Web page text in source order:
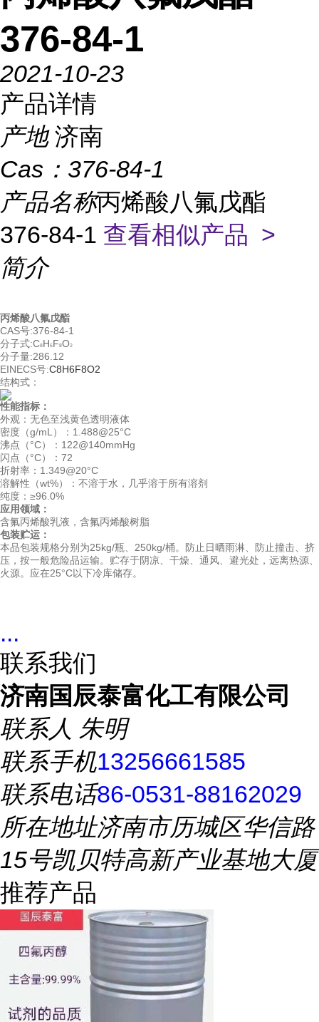
376-84-1
2021-10-23
产品详情
产地 济南
Cas： 376-84-1
产品名称丙烯酸八氟戊酯
376-84-1 查看相似产品 >
简介
丙烯酸八氟戊酯
CAS号:376-84-1
分子式:C8H6F8O2
分子量:286.12
EINECS号:C8H6F8O2
结构式：
性能指标：
外观：无色至浅黄色透明液体
密度（g/mL）：1.488@25°C
沸点（°C）：122@140mmHg
闪点（°C）：72
折射率：1.349@20°C
溶解性（wt%）：不溶于水，几乎溶于所有溶剂
纯度：≥96.0%
应用领域：
含氟丙烯酸乳液，含氟丙烯酸树脂
包装贮运：
本品包装规格分别为25kg/瓶、250kg/桶。防止日晒雨淋、防止撞击、挤
压，按一般危险品运输。贮存于阴凉、干燥、通风、避光处，远离热源、
火源。应在25°C以下冷库储存。
...
联系我们
济南国辰泰富化工有限公司
联系人 朱明
联系手机13256661585
联系电话86-0531-88162029
所在地址济南市历城区华信路
15号凯贝特高新产业基地大厦
推荐产品